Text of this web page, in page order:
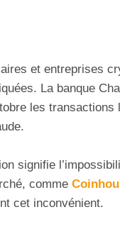
et entreprises
La banque
les
signifie
comme
cet inconvénient.